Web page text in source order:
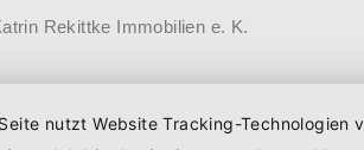
Rekittke Immobilien e. K.
nutzt Website Tracking-